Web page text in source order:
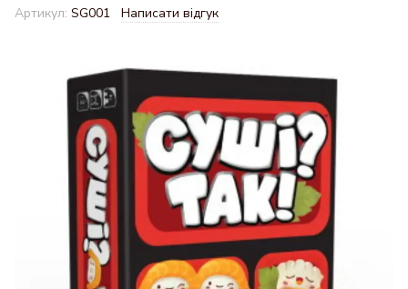
Артикул: SG001 Написати відгук